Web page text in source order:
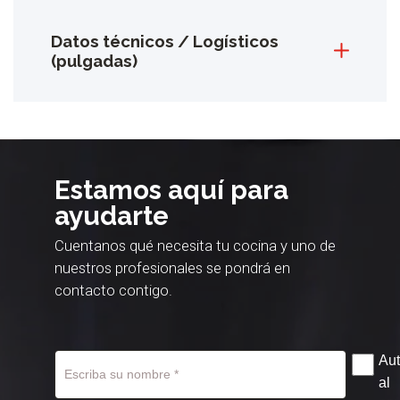
Datos técnicos / Logísticos
(pulgadas)
Estamos aquí para
ayudarte
Cuentanos qué necesita tu cocina y uno de
nuestros profesionales se pondrá en
contacto contigo.
al